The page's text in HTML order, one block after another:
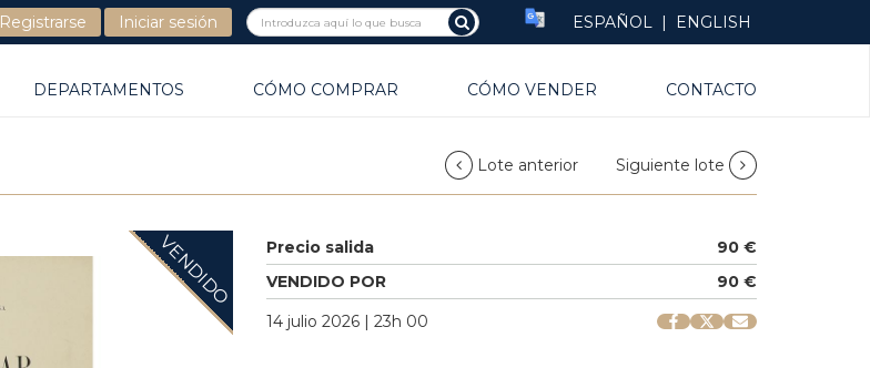
Registrarse Iniciar sesión ESPAÑOL | ENGLISH
DEPARTAMENTOS CÓMO COMPRAR CÓMO VENDER CONTACTO
Lote anterior Siguiente lote
VENDIDO Precio salida
90 €
VENDIDO POR
90 €
14 julio 2026 | 23h 00